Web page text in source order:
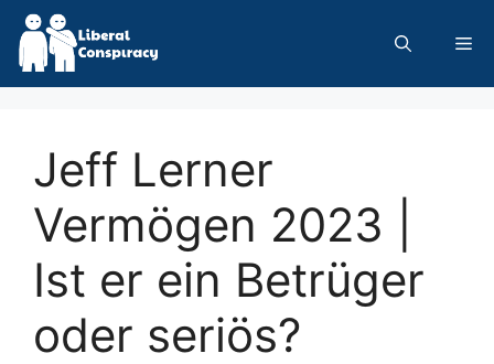
Skip
content
Jeff Lerner
Vermögen 2023 |
Ist er ein Betrüger
oder seriös?